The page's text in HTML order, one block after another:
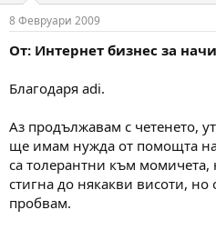
8 Февруари 2009
От: Интернет бизнес за
Благодаря adi.
Аз продължавам с четенето,
ще имам нужда от помощта
са толерантни към
стигна до някакви висоти,
пробвам.